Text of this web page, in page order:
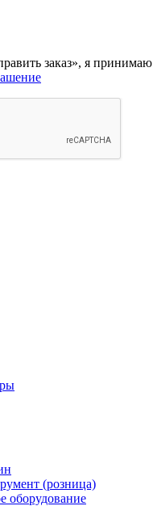
заказ», я принимаю
(розница)
оборудование